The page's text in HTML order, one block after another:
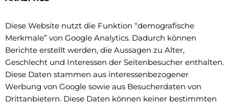
Diese Website nutzt die Funktion “demografische
Merkmale” von Google Analytics. Dadurch können
Berichte erstellt werden, die Aussagen zu Alter,
Geschlecht und Interessen der Seitenbesucher enthalten.
Diese Daten stammen aus interessenbezogener
Werbung von Google sowie aus Besucherdaten von
Drittanbietern. Diese Daten können keiner bestimmten